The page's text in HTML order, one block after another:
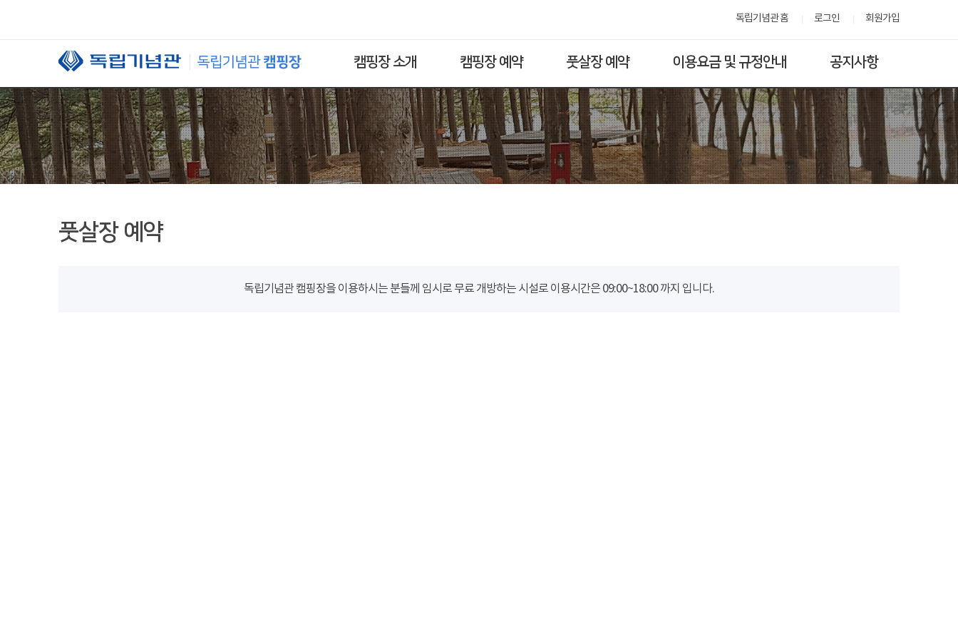
독립기념관 홈 로그인 회원가입
캠핑장 소개 캠핑장 예약 풋살장 예약 이용요금 및 규정안내 공지사항
풋살장 예약
독립기념관 캠핑장을 이용하시는 분들께 임시로 무료 개방하는 시설로 이용시간은 09:00~18:00 까지 입니다.